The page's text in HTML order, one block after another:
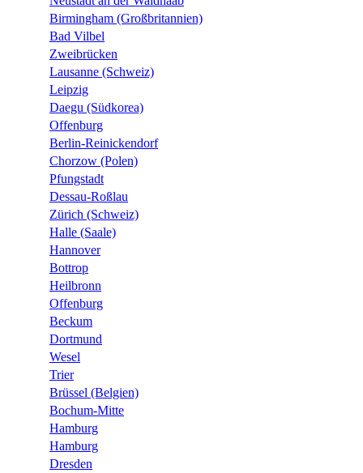
Birmingham (Großbritannien)
Bad Vilbel
Zweibrücken
Lausanne (Schweiz)
Leipzig
Daegu (Südkorea)
Offenburg
Berlin-Reinickendorf
Chorzow (Polen)
Pfungstadt
Dessau-Roßlau
Zürich (Schweiz)
Halle (Saale)
Hannover
Bottrop
Heilbronn
Offenburg
Beckum
Dortmund
Wesel
Trier
Brüssel (Belgien)
Bochum-Mitte
Hamburg
Hamburg
Dresden